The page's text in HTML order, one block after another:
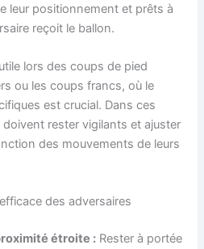
leur positionnement et prêts à
reçoit le ballon.
lors des coups de pied
ou les coups francs, où le
est crucial. Dans ces
rester vigilants et ajuster
des mouvements de leurs
des adversaires
étroite : Rester à portée